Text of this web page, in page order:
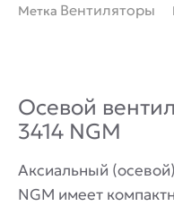
Метка Вентиляторы
Осевой
3414 NGM
Аксиальный
NGM имеет